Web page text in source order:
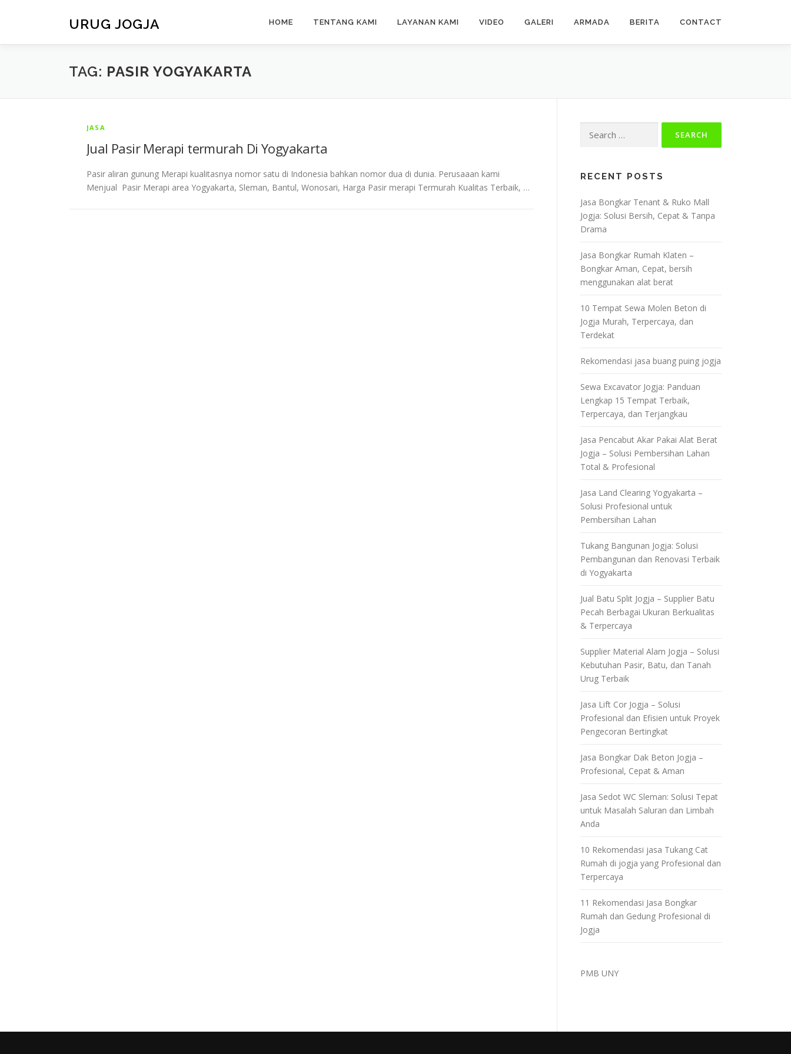
URUG JOGJA HOME TENTANG KAMI LAYANAN KAMI VIDEO GALERI ARMADA BERITA CONTACT
TAG: PASIR YOGYAKARTA
JASA
Jual Pasir Merapi termurah Di Yogyakarta
Pasir aliran gunung Merapi kualitasnya nomor satu di Indonesia bahkan nomor dua di dunia. Perusaaan kami
Menjual Pasir Merapi area Yogyakarta, Sleman, Bantul, Wonosari, Harga Pasir merapi Termurah Kualitas Terbaik, …
for:
RECENT POSTS
Jasa Bongkar Tenant & Ruko Mall
Jogja: Solusi Bersih, Cepat & Tanpa
Drama
Jasa Bongkar Rumah Klaten –
Bongkar Aman, Cepat, bersih
menggunakan alat berat
10 Tempat Sewa Molen Beton di
Jogja Murah, Terpercaya, dan
Terdekat
Rekomendasi jasa buang puing jogja
Sewa Excavator Jogja: Panduan
Lengkap 15 Tempat Terbaik,
Terpercaya, dan Terjangkau
Jasa Pencabut Akar Pakai Alat Berat
Jogja – Solusi Pembersihan Lahan
Total & Profesional
Jasa Land Clearing Yogyakarta –
Solusi Profesional untuk
Pembersihan Lahan
Tukang Bangunan Jogja: Solusi
Pembangunan dan Renovasi Terbaik
di Yogyakarta
Jual Batu Split Jogja – Supplier Batu
Pecah Berbagai Ukuran Berkualitas
& Terpercaya
Supplier Material Alam Jogja – Solusi
Kebutuhan Pasir, Batu, dan Tanah
Urug Terbaik
Jasa Lift Cor Jogja – Solusi
Profesional dan Efisien untuk Proyek
Pengecoran Bertingkat
Jasa Bongkar Dak Beton Jogja –
Profesional, Cepat & Aman
Jasa Sedot WC Sleman: Solusi Tepat
untuk Masalah Saluran dan Limbah
Anda
10 Rekomendasi jasa Tukang Cat
Rumah di jogja yang Profesional dan
Terpercaya
11 Rekomendasi Jasa Bongkar
Rumah dan Gedung Profesional di
Jogja
PMB UNY